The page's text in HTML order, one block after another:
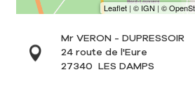
Mr VERON - DUPRESSOIR
24 route de l'Eure
27340
LES DAMPS